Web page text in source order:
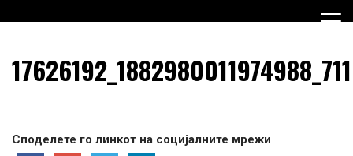
to
Граѓанска Опција за
Македонија
Споделете го линкот на социјалните мрежи